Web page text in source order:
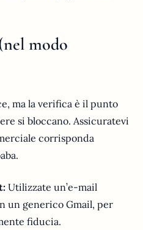
modo
ma la verifica è il punto
si bloccano. Assicuratevi
corrisponda
Utilizzate un’e-mail
un generico Gmail, per
fiducia.